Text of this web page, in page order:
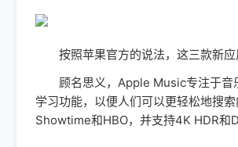
按照苹果官方的说法，这三款新应
顾名思义，Apple Music专注于音
学习功能，以便人们可以更轻松地搜
Showtime和HBO，并支持4K HDR和